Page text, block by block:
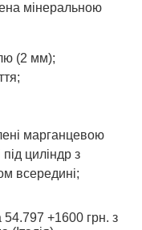
мінеральною
(2 мм);
марганцевою
циліндр з
всередині;
54.797 +1600 грн. з